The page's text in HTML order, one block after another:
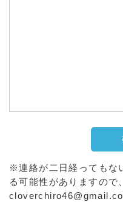
※連絡が二日経ってもな
る可能性がありますので